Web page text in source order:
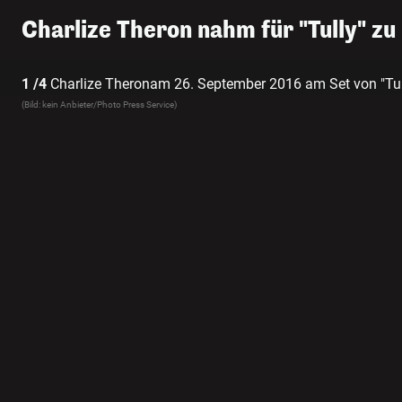
Charlize Theron nahm für "Tully" zu
1 /4 Charlize Theronam 26. September 2016 am Set von
(Bild: kein Anbieter/Photo Press Service)